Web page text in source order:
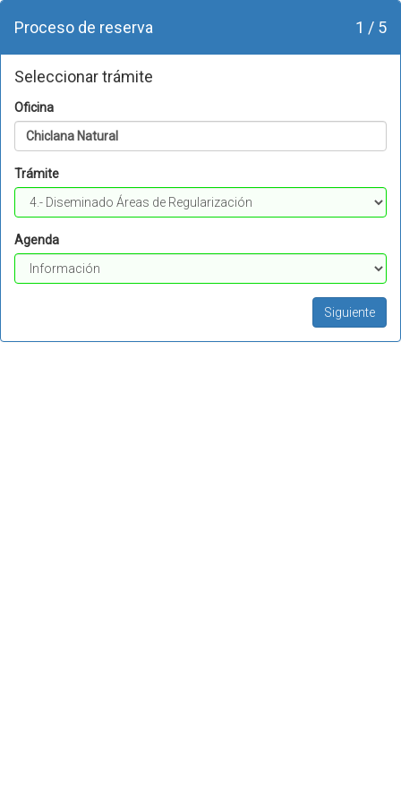
Proceso de reserva 1 / 5
Seleccionar trámite
Oficina
Chiclana Natural
Trámite
Agenda
Siguiente